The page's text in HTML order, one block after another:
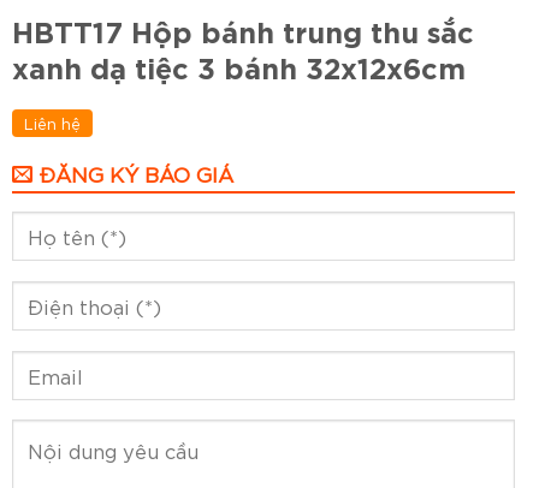
HBTT17 Hộp bánh trung thu sắc
xanh dạ tiệc 3 bánh 32x12x6cm
Liên hệ
ĐĂNG KÝ BÁO GIÁ